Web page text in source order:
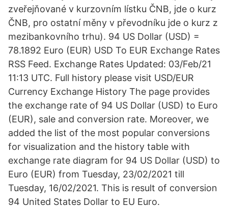
zveřejňované v kurzovním lístku ČNB, jde o kurz
ČNB, pro ostatní měny v převodníku jde o kurz z
mezibankovního trhu). 94 US Dollar (USD) =
78.1892 Euro (EUR) USD To EUR Exchange Rates
RSS Feed. Exchange Rates Updated: 03/Feb/21
11:13 UTC. Full history please visit USD/EUR
Currency Exchange History The page provides
the exchange rate of 94 US Dollar (USD) to Euro
(EUR), sale and conversion rate. Moreover, we
added the list of the most popular conversions
for visualization and the history table with
exchange rate diagram for 94 US Dollar (USD) to
Euro (EUR) from Tuesday, 23/02/2021 till
Tuesday, 16/02/2021. This is result of conversion
94 United States Dollar to EU Euro.